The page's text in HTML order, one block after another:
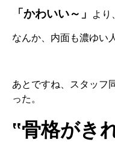
「かわいい～」 より、
なんか、内面も濃ゆい
あとですね、スタッフ
った。
‟骨格がき